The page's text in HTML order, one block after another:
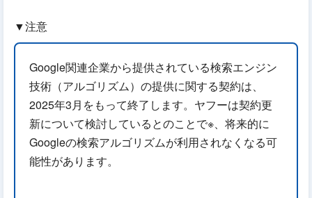
▼注意
Google関連企業から提供されている検索エンジン
技術（アルゴリズム）の提供に関する契約は、
2025年3月をもって終了します。ヤフーは契約更
新について検討しているとのことで※、将来的に
Googleの検索アルゴリズムが利用されなくなる可
能性があります。